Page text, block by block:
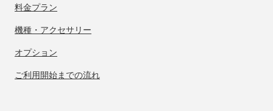
料金プラン
機種・アクセサリー
オプション
ご利用開始までの流れ